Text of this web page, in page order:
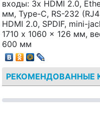
входы: 3х HDMI 2.0,
мм, Type-C, RS-232
HDMI 2.0, SPDIF, mini-
1710 x 1060 x 126 мм,
600 мм
РЕКОМЕНДОВАННЫЕ